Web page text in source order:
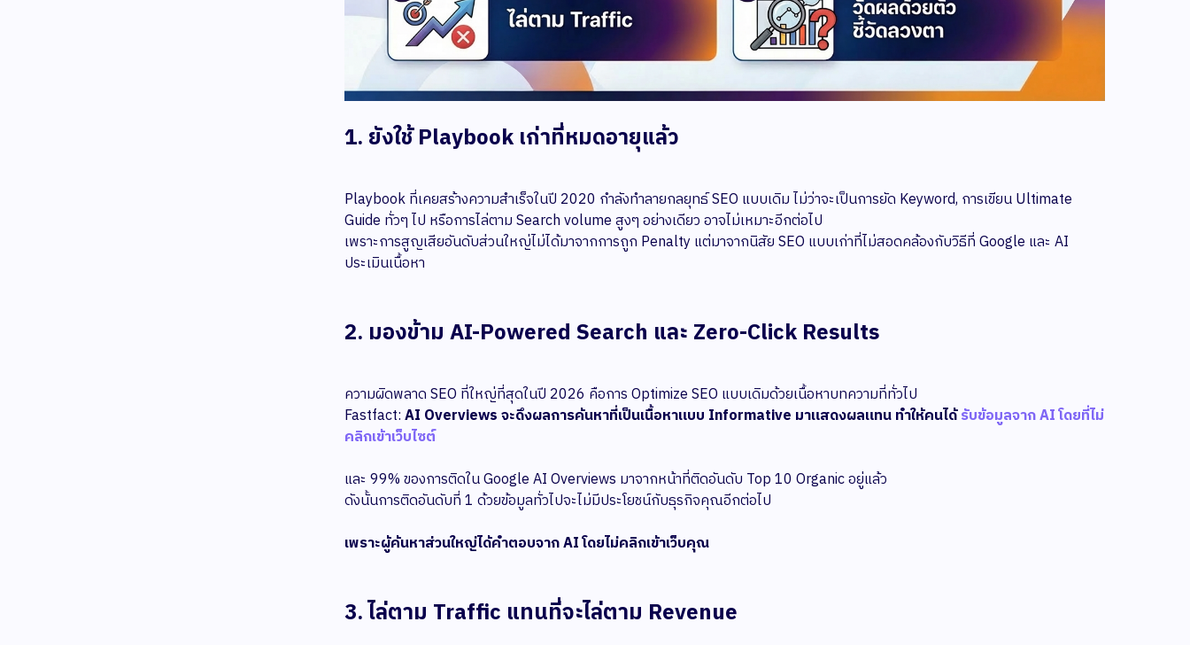
1. ยังใช้ Playbook เก่าที่หมดอายุแล้ว
Playbook ที่เคยสร้างความสำเร็จในปี 2020 กำลังทำลายกลยุทธ์ SEO แบบเดิม ไม่ว่าจะเป็นการยัด Keyword, การเขียน Ultimate
Guide ทั่วๆ ไป หรือการไล่ตาม Search volume สูงๆ อย่างเดียว อาจไม่เหมาะอีกต่อไป
เพราะการสูญเสียอันดับส่วนใหญ่ไม่ได้มาจากการถูก Penalty แต่มาจากนิสัย SEO แบบเก่าที่ไม่สอดคล้องกับวิธีที่ Google และ AI
ประเมินเนื้อหา
2. มองข้าม AI-Powered Search และ Zero-Click Results
ความผิดพลาด SEO ที่ใหญ่ที่สุดในปี 2026 คือการ Optimize SEO แบบเดิมด้วยเนื้อหาบทความที่ทั่วไป
Fastfact:AI Overviews จะดึงผลการค้นหาที่เป็นเนื้อหาแบบ Informative มาแสดงผลแทน ทำให้คนได้รับข้อมูลจาก AI โดยที่ไม่
คลิกเข้าเว็บไซต์
และ 99% ของการติดใน Google AI Overviews มาจากหน้าที่ติดอันดับ Top 10 Organic อยู่แล้ว
ดังนั้นการติดอันดับที่ 1 ด้วยข้อมูลทั่วไปจะไม่มีประโยชน์กับธุรกิจคุณอีกต่อไป
เพราะผู้ค้นหาส่วนใหญ่ได้คำตอบจาก AI โดยไม่คลิกเข้าเว็บคุณ
3. ไล่ตาม Traffic แทนที่จะไล่ตาม Revenue